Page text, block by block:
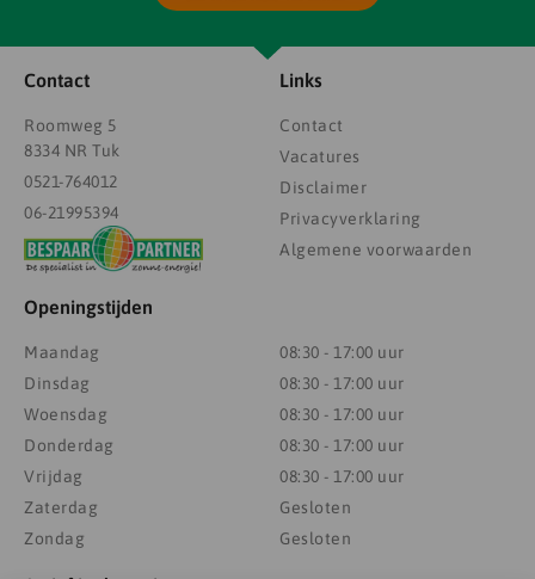
Contact
Roomweg 5
8334 NR Tuk
0521-764012
06-21995394
Links
Contact
Vacatures
Disclaimer
Privacyverklaring
Algemene voorwaarden
Openingstijden
Maandag
Dinsdag
Woensdag
Donderdag
Vrijdag
Zaterdag
Zondag
08:30 - 17:00 uur
08:30 - 17:00 uur
08:30 - 17:00 uur
08:30 - 17:00 uur
08:30 - 17:00 uur
Gesloten
Gesloten